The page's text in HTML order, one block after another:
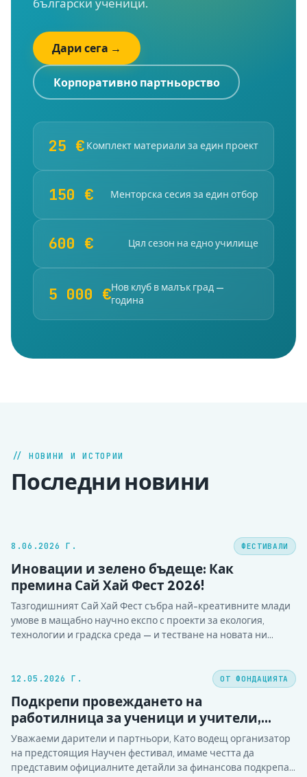
български ученици.
Дари сега →
Корпоративно партньорство
25 € Комплект материали за един проект
150 € Менторска сесия за един отбор
600 € Цял сезон на едно училище
5 000 €Нов клуб в малък град —
година
// НОВИНИ И ИСТОРИИ
Последни новини
8.06.2026 Г. ФЕСТИВАЛИ
Иновации и зелено бъдеще: Как
премина Сай Хай Фест 2026!
Тазгодишният Сай Хай Фест събра най-креативните млади
умове в мащабно научно експо с проекти за екология,
технологии и градска среда — и тестване на новата ни
12.05.2026 Г. ОТ ФОНДАЦИЯТА
Подкрепи провеждането на
работилница за ученици и учители,
водена от MIT Edgerton Center в София на
6 юни 2026
Уважаеми дарители и партньори, Като водещ организатор
на предстоящия Научен фестивал, имаме честта да
представим официалните детайли за финансова подкрепа